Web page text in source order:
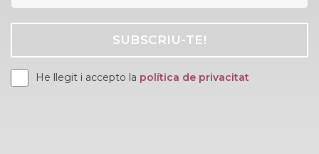
He llegit i accepto la política de privacitat